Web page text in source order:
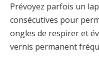
Prévoyez parfois un
consécutives pour
ongles de respirer et
vernis permanent